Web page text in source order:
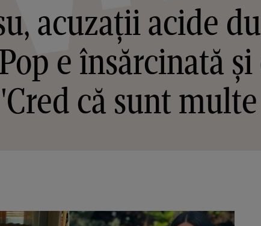
acuzații acide
e însărcinată și
că sunt